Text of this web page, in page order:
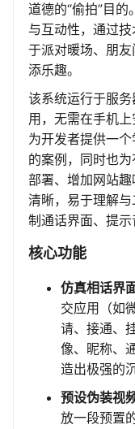
道德的“偷拍”目
与互动性，通过
于派对暖场、朋
添乐趣。
该系统运行于服
用，无需在手机
为开发者提供一
的案例，同时也
部署、增加网站
清晰，易于理解
制通话界面、提示
核心功能
仿真相话界
交应用（如
请、接通、
像、昵称、
造出极强的
预设伪装视
放一段预置